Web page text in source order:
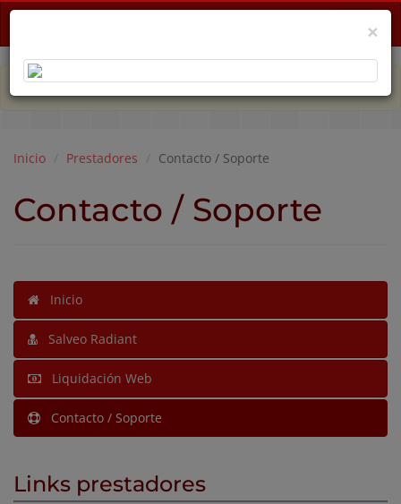
Menu
PLAN DE EMERGENCIA POR CRISIS ECONÓMICA
Inicio Prestadores Contacto / Soporte
Contacto / Soporte
Inicio
Salveo Radiant
Liquidación Web
Contacto / Soporte
Links prestadores
×